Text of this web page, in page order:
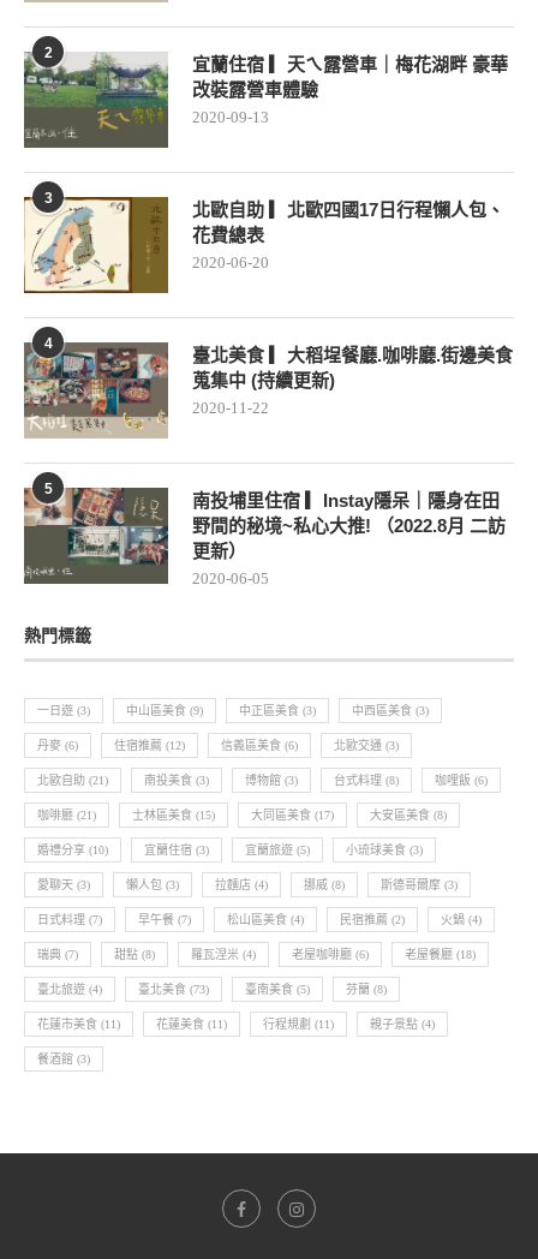
2
宜蘭住宿 ▎天ㄟ露營車｜梅花湖畔 豪華
改裝露營車體驗
2020-09-13
3
北歐自助 ▎北歐四國17日行程懶人包、
花費總表
2020-06-20
4
臺北美食 ▎大稻埕餐廳.咖啡廳.街邊美食
蒐集中 (持續更新)
2020-11-22
5
南投埔里住宿 ▎Instay隱呆｜隱身在田
野間的秘境~私心大推! （2022.8月 二訪
更新）
2020-06-05
熱門標籤
一日遊 (3) 中山區美食 (9) 中正區美食 (3) 中西區美食 (3)
丹麥 (6) 住宿推薦 (12) 信義區美食 (6) 北歐交通 (3)
北歐自助 (21) 南投美食 (3) 博物館 (3) 台式料理 (8) 咖哩飯 (6)
咖啡廳 (21) 士林區美食 (15) 大同區美食 (17) 大安區美食 (8)
婚禮分享 (10) 宜蘭住宿 (3) 宜蘭旅遊 (5) 小琉球美食 (3)
愛聊天 (3) 懶人包 (3) 拉麵店 (4) 挪威 (8) 斯德哥爾摩 (3)
日式料理 (7) 早午餐 (7) 松山區美食 (4) 民宿推薦 (2) 火鍋 (4)
瑞典 (7) 甜點 (8) 羅瓦涅米 (4) 老屋咖啡廳 (6) 老屋餐廳 (18)
臺北旅遊 (4) 臺北美食 (73) 臺南美食 (5) 芬蘭 (8)
花蓮市美食 (11) 花蓮美食 (11) 行程規劃 (11) 親子景點 (4)
餐酒館 (3)